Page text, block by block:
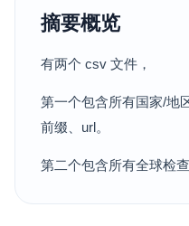
摘要概览
有两个 csv 文件，
第一个包含所有国家/地
前缀、url。
第二个包含所有全球检